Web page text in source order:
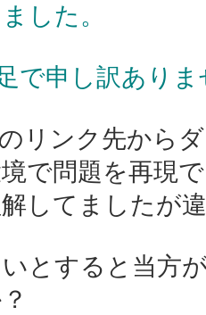
した。
で申し訳あり
のリンク先から
で問題を再現
してましたが
とすると当方
？